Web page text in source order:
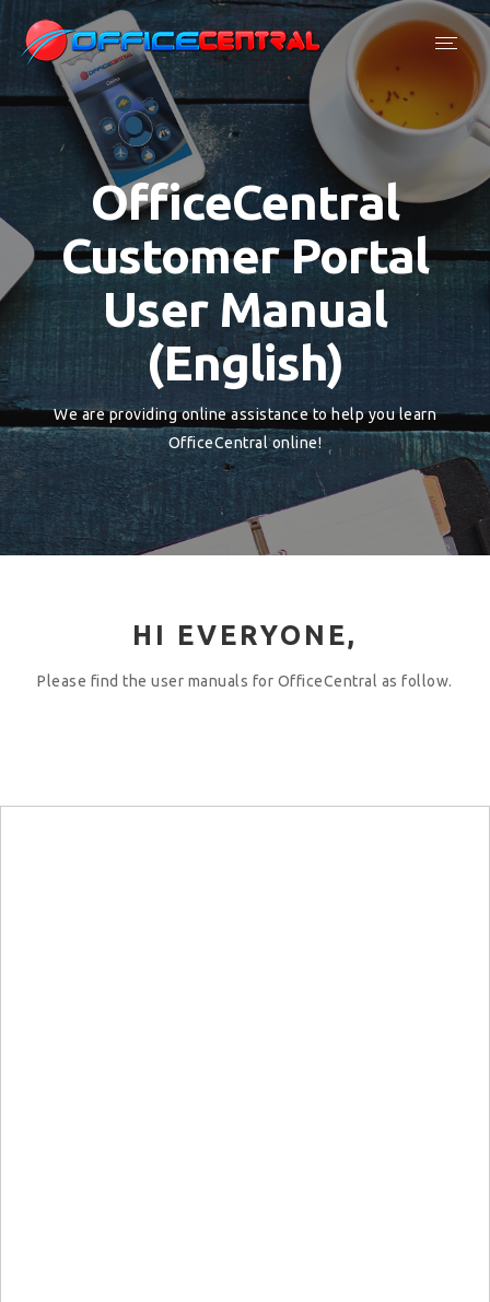
OfficeCentral
Customer Portal
User Manual
(English)
We are providing online assistance to help you learn
OfficeCentral online!
HI EVERYONE,
Please find the user manuals for OfficeCentral as follow.